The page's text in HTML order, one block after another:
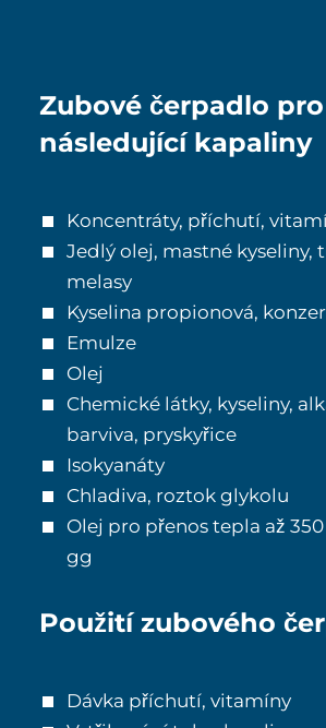
Zubové čerpadlo pro
následující kapaliny
Koncentráty, příchutí,
Jedlý olej, mastné kyseliny,
melasy
Kyselina propionová,
Emulze
Olej
Chemické látky, kyseliny,
barviva, pryskyřice
Isokyanáty
Chladiva, roztok glykolu
Olej pro přenos tepla až 350
gg
Použití zubového
Dávka příchutí, vitamíny